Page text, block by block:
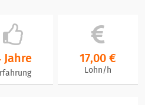
Jahre 17,00 €
Lohn/h